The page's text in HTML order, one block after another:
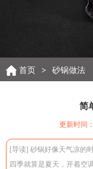
首页 > 砂锅做法
简
更新时间
[导读] 砂锅好像天气凉的
四季就算是夏天，开着空